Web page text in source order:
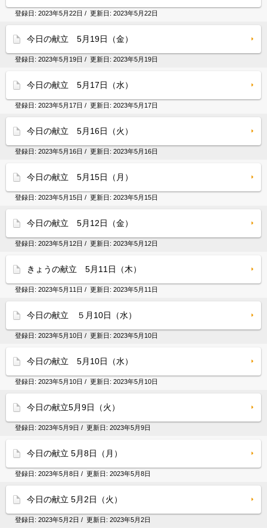
登録日: 2023年5月22日 / 更新日: 2023年5月22日
今日の献立 5月19日（金）
登録日: 2023年5月19日 / 更新日: 2023年5月19日
今日の献立 5月17日（水）
登録日: 2023年5月17日 / 更新日: 2023年5月17日
今日の献立 5月16日（火）
登録日: 2023年5月16日 / 更新日: 2023年5月16日
今日の献立 5月15日（月）
登録日: 2023年5月15日 / 更新日: 2023年5月15日
今日の献立 5月12日（金）
登録日: 2023年5月12日 / 更新日: 2023年5月12日
きょうの献立 5月11日（木）
登録日: 2023年5月11日 / 更新日: 2023年5月11日
今日の献立 ５月10日（水）
登録日: 2023年5月10日 / 更新日: 2023年5月10日
今日の献立 5月10日（水）
登録日: 2023年5月10日 / 更新日: 2023年5月10日
今日の献立5月9日（火）
登録日: 2023年5月9日 / 更新日: 2023年5月9日
今日の献立 5月8日（月）
登録日: 2023年5月8日 / 更新日: 2023年5月8日
今日の献立 5月2日（火）
登録日: 2023年5月2日 / 更新日: 2023年5月2日